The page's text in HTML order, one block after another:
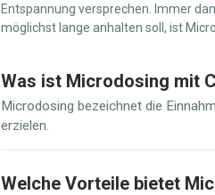
Entspannung versprechen. Immer
möglichst lange anhalten soll, ist
Was ist Microdosing mit
Microdosing bezeichnet die
erzielen.
Welche Vorteile bietet